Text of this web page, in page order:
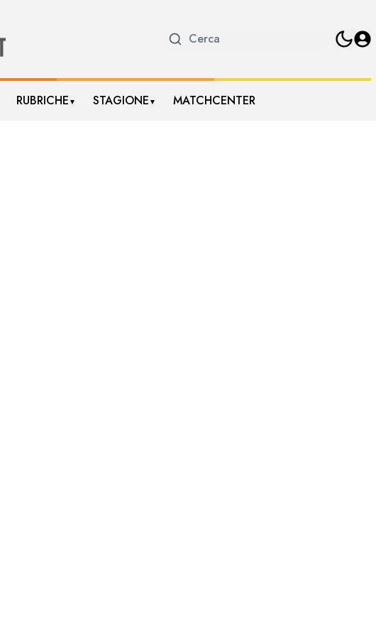
RUBRICHE ▼ STAGIONE ▼ MATCHCENTER